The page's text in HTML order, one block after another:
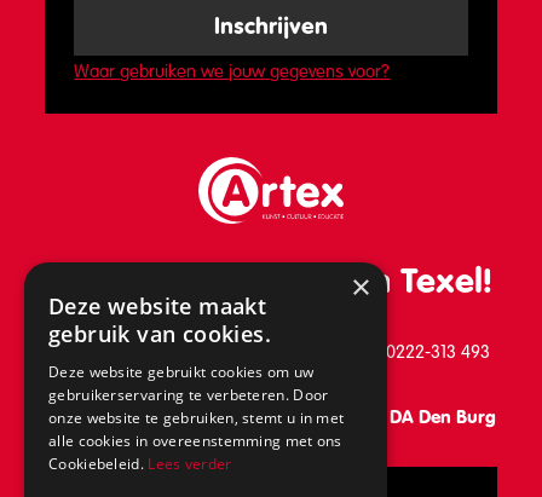
Waar gebruiken we jouw gegevens voor?
De leukste school van Texel!
Schilderend 39, 1791 BB Den Burg, telefoon: 0222-313 493
Vanaf 31 augustus: Keesomlaan 15, 1791 DA Den Burg
×
Deze website maakt
gebruik van cookies.
Deze website gebruikt cookies om uw
gebruikerservaring te verbeteren. Door
onze website te gebruiken, stemt u in met
alle cookies in overeenstemming met ons
Cookiebeleid. Lees verder